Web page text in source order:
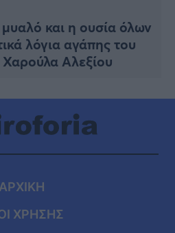
και η ουσία όλων
λόγια αγάπης του
Αλεξίου
ΑΡΧΙΚΗ
ΧΡΗΣΗΣ